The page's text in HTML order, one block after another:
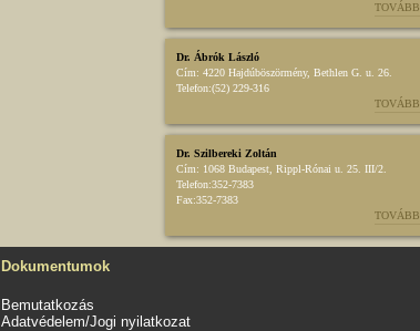
TOVÁBB
Dr. Ábrók László
Cím: 4220 Hajdúböszörmény, Bethlen G. u. 26.
Telefon:(52) 229-316
TOVÁBB
Dr. Szilbereki Zoltán
Cím: 1068 Budapest, Rippl-Rónai u. 25. III/2.
Telefon:352-7383
Fax:352-7383
TOVÁBB
Dokumentumok
Bemutatkozás
Adatvédelem/Jogi nyilatkozat